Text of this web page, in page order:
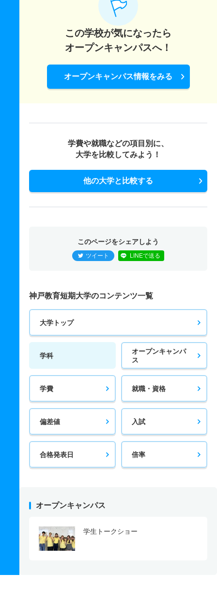
この学校が気になったら
オープンキャンパスへ！
オープンキャンパス情報をみる
学費や就職などの項目別に、
大学を比較してみよう！
他の大学と比較する
このページをシェアしよう
ツイート LINEで送る
神戸教育短期大学のコンテンツ一覧
大学トップ
学科
オープンキャンパ
ス
学費 就職・資格
偏差値 入試
合格発表日 倍率
オープンキャンパス
学生トークショー